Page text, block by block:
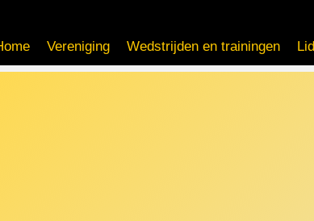
Vereniging Wedstrijden en trainingen